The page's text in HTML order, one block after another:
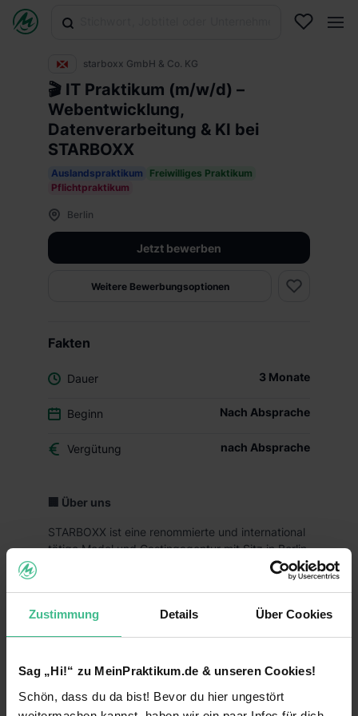
Zustimmung Details Über Cookies
Sag „Hi!“ zu MeinPraktikum.de & unseren Cookies!
Schön, dass du da bist! Bevor du hier ungestört
starboxx GmbH & Co. KG
🎬 IT Praktikum (m/w/d) –
Webentwicklung,
Datenverarbeitung & KI bei
STARBOXX
Auslandspraktikum
Freiwilliges Praktikum
Pflichtpraktikum
Berlin
Jetzt bewerben
Weitere Bewerbungsoptionen
Fakten
Dauer 3 Monate
Beginn Nach Absprache
Vergütung nach Absprache
🏢 Über uns
STARBOXX ist eine renommierte und international
tätige Model und Castingagentur mit Sitz in Berlin.
Wir vertreten Models, Schauspieler und Talente
Dienstleistungen und Casting Prozesse zu
verbessern.